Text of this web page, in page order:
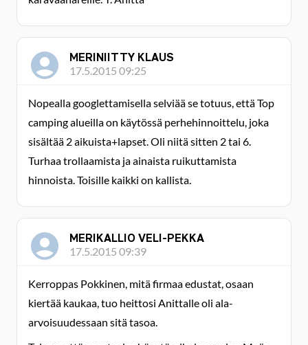
MERINIITTY KLAUS
17.5.2015 09:25
Nopealla googlettamisella selviää se totuus, että Top
camping alueilla on käytössä perhehinnoittelu, joka
sisältää 2 aikuista+lapset. Oli niitä sitten 2 tai 6.
Turhaa trollaamista ja ainaista ruikuttamista
hinnoista. Toisille kaikki on kallista.
MERIKALLIO VELI-PEKKA
17.5.2015 09:39
Kerroppas Pokkinen, mitä firmaa edustat, osaan
kiertää kaukaa, tuo heittosi Anittalle oli ala-
arvoisuudessaan sitä tasoa.